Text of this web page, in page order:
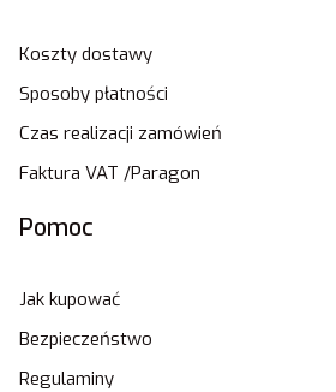
Koszty dostawy
Sposoby płatności
Czas realizacji zamówień
Faktura VAT /Paragon
Pomoc
Jak kupować
Bezpieczeństwo
Regulaminy